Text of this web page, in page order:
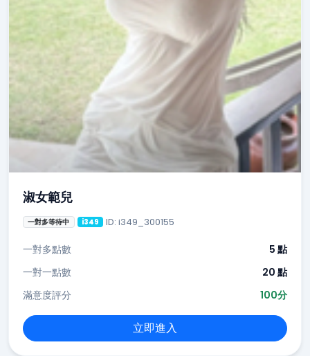
淑女範兒
一對多等待中 i349 ID: i349_300155
一對多點數
5 點
一對一點數
20 點
滿意度評分
100分
立即進入